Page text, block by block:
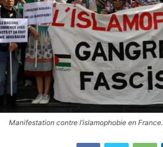
Manifestation contre l’islamophobie en France.